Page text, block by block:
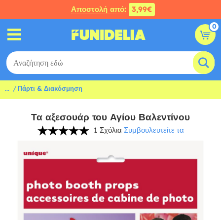
Αποστολή από: 3,99€
0
... Πάρτι & Διακόσμηση
Τα αξεσουάρ του Αγίου Βαλεντίνου
1 Σχόλια Συμβουλευτείτε τα